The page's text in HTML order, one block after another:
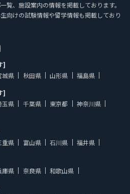
覧、施設案内の情報を掲載しております。
向けの試験情報や留学情報も掲載しており
]
城県 秋田県 山形県
福島県
]
玉県 千葉県 東京都
神奈川県
重県 富山県 石川県
福井県
庫県 奈良県
和歌山県